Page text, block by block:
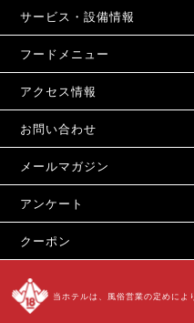
サービス・設備情報
フードメニュー
アクセス情報
お問い合わせ
メールマガジン
アンケート
クーポン
当ホテルは、風俗営業の定めによ